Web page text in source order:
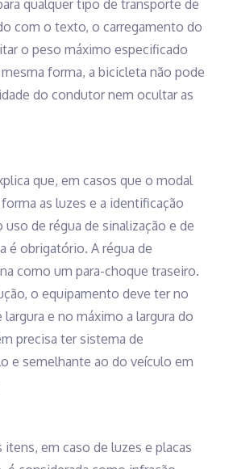
qualquer tipo de transporte de
com o texto, o carregamento do
o peso máximo especificado
forma, a bicicleta não pode
do condutor nem ocultar as
que, em casos que o modal
as luzes e a identificação
uso de régua de sinalização e de
é obrigatório. A régua de
como um para-choque traseiro.
o equipamento deve ter no
e no máximo a largura do
precisa ter sistema de
e semelhante ao do veículo em
itens, em caso de luzes e placas